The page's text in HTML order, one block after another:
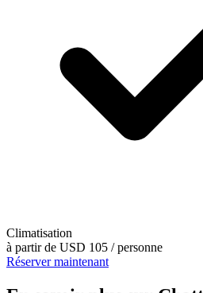
Climatisation
à partir de USD 105 / personne
Réserver maintenant